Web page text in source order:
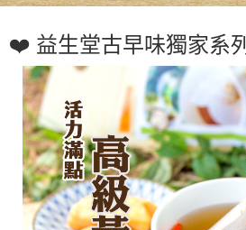
❤️ 益生堂古早味獨家系列